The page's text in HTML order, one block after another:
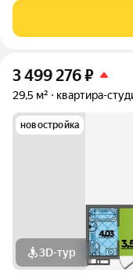
предложение: уютная
собственным
3 499 276₽
29,5 м² квартира-
новостройка
3D-тур